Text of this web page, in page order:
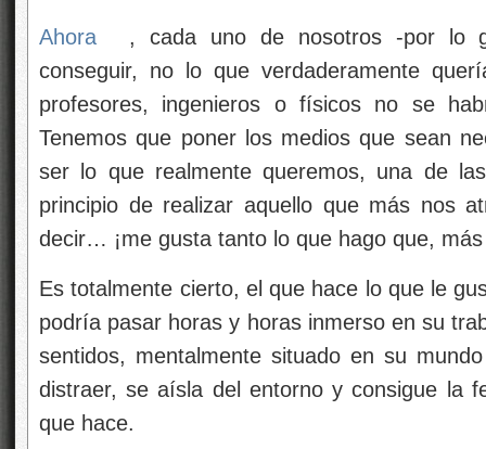
Ahora
, cada uno de nosotros -por lo
conseguir, no lo que verdaderamente
profesores, ingenieros o físicos no se
Tenemos que poner los medios que sean
ser lo que realmente queremos, una de
principio de realizar aquello que más nos
decir… ¡me gusta tanto lo que hago que,
Es totalmente cierto, el que hace lo que le
podría pasar horas y horas inmerso en su
sentidos, mentalmente situado en su
distraer, se aísla del entorno y consigue la
que hace.